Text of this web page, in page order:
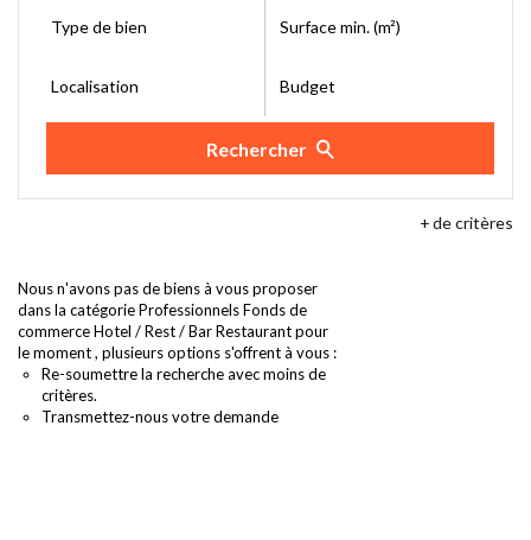
Type de bien Surface min. (m²)
Localisation Budget
Rechercher
+de critères
Nous n'avons pas de biens à vous proposer
dans la catégorie Professionnels Fonds de
commerce Hotel / Rest / Bar Restaurant pour
le moment , plusieurs options s'offrent à vous :
Re-soumettre la recherche avec moins de
critères.
Transmettez-nous votre demande